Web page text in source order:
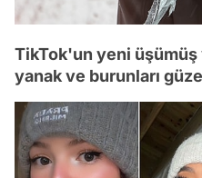
TikTok'un yeni üşümüş
yanak ve burunları